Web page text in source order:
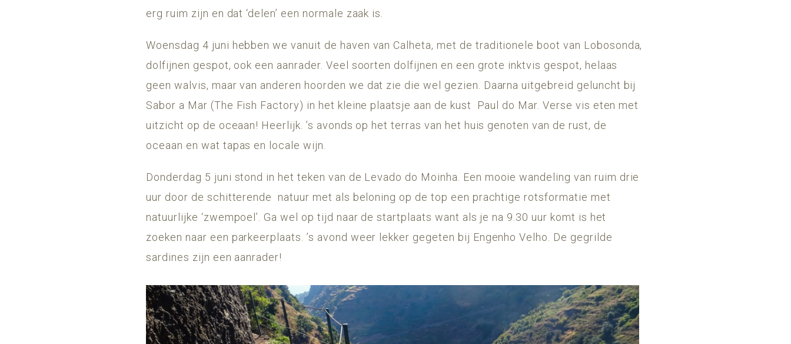
erg ruim zijn en dat ‘delen’ een normale zaak is.
Woensdag 4 juni hebben we vanuit de haven van Calheta, met de traditionele boot van Lobosonda,
dolfijnen gespot, ook een aanrader. Veel soorten dolfijnen en een grote inktvis gespot, helaas
geen walvis, maar van anderen hoorden we dat zie die wel gezien. Daarna uitgebreid geluncht bij
Sabor a Mar (The Fish Factory) in het kleine plaatsje aan de kust Paul do Mar. Verse vis eten met
uitzicht op de oceaan! Heerlijk. ’s avonds op het terras van het huis genoten van de rust, de
oceaan en wat tapas en locale wijn.
Donderdag 5 juni stond in het teken van de Levado do Moinha. Een mooie wandeling van ruim drie
uur door de schitterende natuur met als beloning op de top een prachtige rotsformatie met
natuurlijke ‘zwempoel’. Ga wel op tijd naar de startplaats want als je na 9.30 uur komt is het
zoeken naar een parkeerplaats. ’s avond weer lekker gegeten bij Engenho Velho. De gegrilde
sardines zijn een aanrader!